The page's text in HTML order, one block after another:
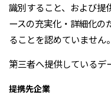
識別すること、および提
ースの充実化・詳細化の
ることを認めていません。
第三者へ提供しているデ
提携先企業